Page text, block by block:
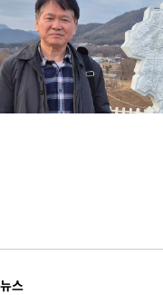
뉴스